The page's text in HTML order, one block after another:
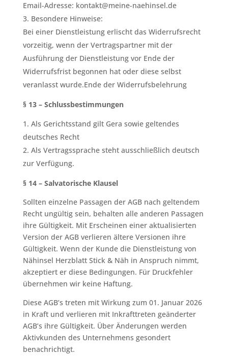
Email-Adresse: kontakt@meine-naehinsel.de
Besondere Hinweise:
Bei einer Dienstleistung erlischt das Widerrufsrecht
vorzeitig, wenn der Vertragspartner mit der
Ausführung der Dienstleistung vor Ende der
Widerrufsfrist begonnen hat oder diese selbst
veranlasst wurde.Ende der Widerrufsbelehrung
§ 13 – Schlussbestimmungen
Als Gerichtsstand gilt Gera sowie geltendes
deutsches Recht
Als Vertragssprache steht ausschließlich deutsch
zur Verfügung.
§ 14 – Salvatorische Klausel
Sollten einzelne Passagen der AGB nach geltendem
Recht ungültig sein, behalten alle anderen Passagen
ihre Gültigkeit. Mit Erscheinen einer aktualisierten
Version der AGB verlieren ältere Versionen ihre
Gültigkeit. Wenn der Kunde die Dienstleistung von
Nähinsel Herzblatt Stick & Näh in Anspruch nimmt,
akzeptiert er diese Bedingungen. Für Druckfehler
übernehmen wir keine Haftung.
Diese AGB’s treten mit Wirkung zum 01. Januar 2026
in Kraft und verlieren mit Inkrafttreten geänderter
AGB’s ihre Gültigkeit. Über Änderungen werden
Aktivkunden des Unternehmens gesondert
benachrichtigt.